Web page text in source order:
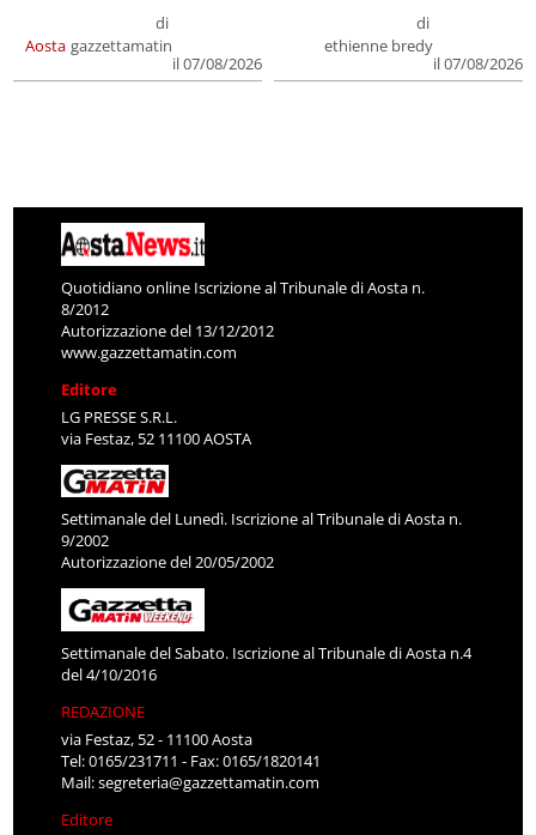
Aosta
di
gazzettamatin
il 07/08/2026
di
ethienne bredy
il 07/08/2026
Quotidiano online Iscrizione al Tribunale di Aosta n.
8/2012
Autorizzazione del 13/12/2012
www.gazzettamatin.com
Editore
LG PRESSE S.R.L.
via Festaz, 52 11100 AOSTA
Settimanale del Lunedì. Iscrizione al Tribunale di Aosta n.
9/2002
Autorizzazione del 20/05/2002
Settimanale del Sabato. Iscrizione al Tribunale di Aosta n.4
del 4/10/2016
REDAZIONE
via Festaz, 52 - 11100 Aosta
Tel: 0165/231711 - Fax: 0165/1820141
Mail:segreteria@gazzettamatin.com
Editore